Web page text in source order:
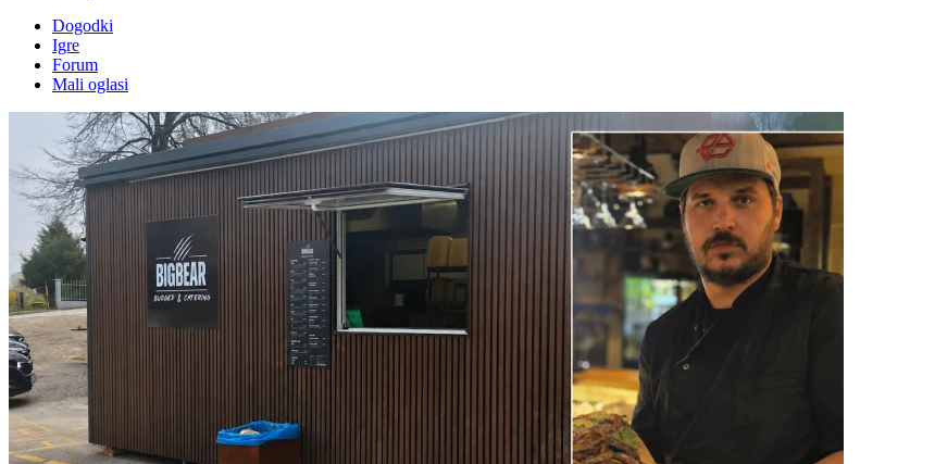
Dogodki
Igre
Forum
Mali oglasi